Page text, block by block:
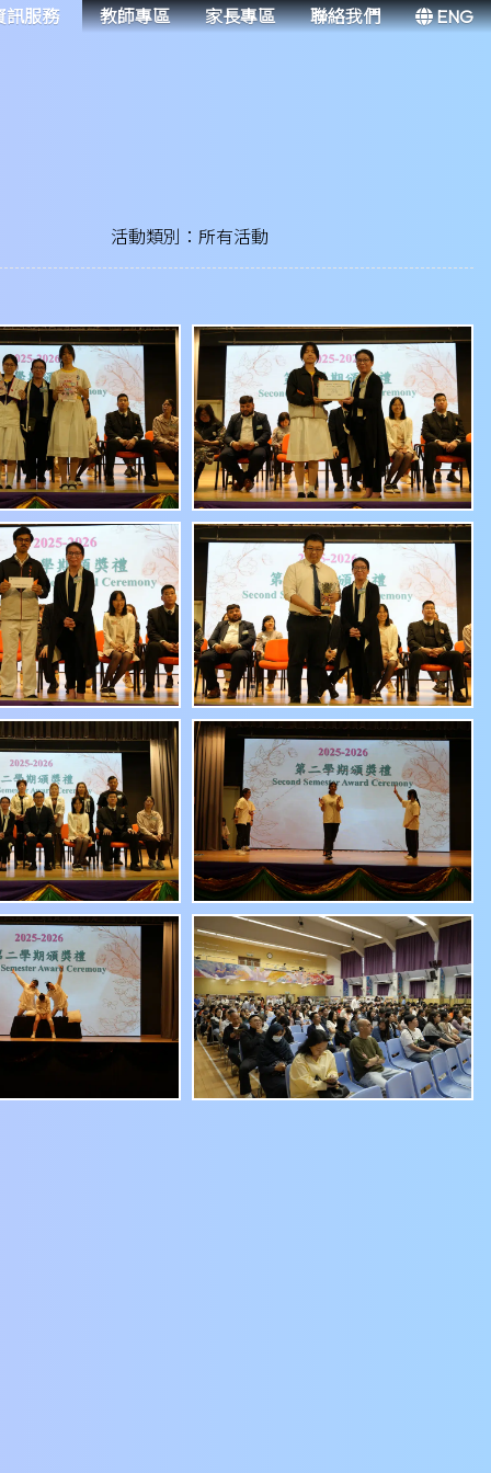
訊服務 教師專區 家長專區 聯絡我們 ENG
活動類別：所有活動